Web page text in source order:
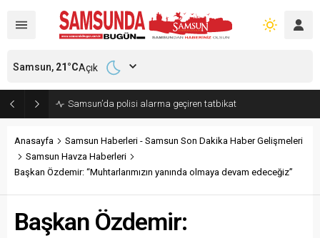
Samsun’da polisi alarma geçiren tatbikat
Samsun, 21 °CAçık
Anasayfa
Samsun Haberleri - Samsun Son Dakika Haber Gelişmeleri
Samsun Havza Haberleri
Başkan Özdemir: “Muhtarlarımızın yanında olmaya devam edeceğiz”
Başkan Özdemir: